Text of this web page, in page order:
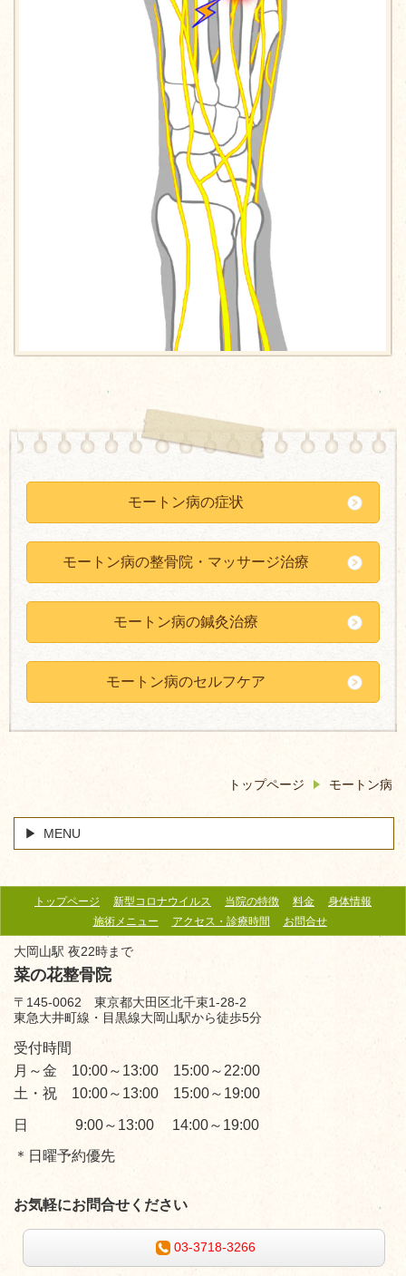
モートン病の症状
モートン病の整骨院・マッサージ治療
モートン病の鍼灸治療
モートン病のセルフケア
トップページ モートン病
MENU
トップページ 新型コロナウイルス 当院の特徴 料金
身体情報
施術メニュー
アクセス・診療時間 お問合せ
大岡山駅 夜22時まで
菜の花整骨院
〒145-0062 東京都大田区北千束1-28-2
東急大井町線・目黒線大岡山駅から徒歩5分
受付時間
月～金 10:00～13:00 15:00～22:00
土・祝 10:00～13:00 15:00～19:00
日 9:00～13:00 14:00～19:00
＊日曜予約優先
お気軽にお問合せください
03-3718-3266